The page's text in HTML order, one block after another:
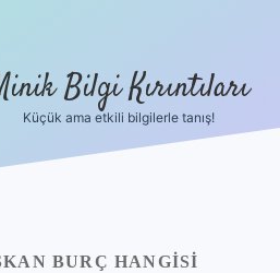
Bilgi Kırıntıları
Küçük ama etkili bilgilerle tanış!
BURÇ HANGISI